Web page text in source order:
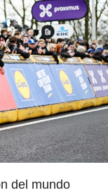
del mundo